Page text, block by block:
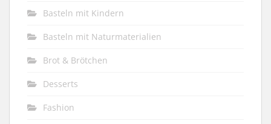
Basteln mit Kindern
Basteln mit Naturmaterialien
Brot & Brötchen
Desserts
Fashion